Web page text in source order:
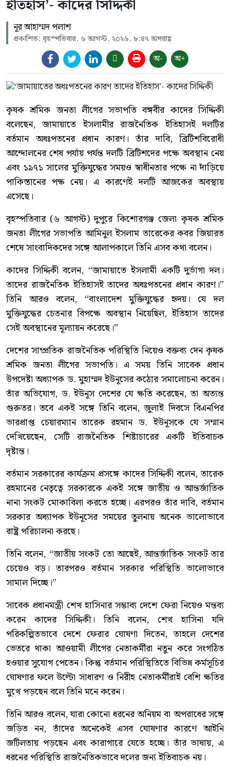
ইতিহাস’- কাদের সিদ্দিকী
নূর আহাম্মদ পলাশ
প্রকাশিত: বৃহস্পতিবার, ৬ আগস্ট, ২০২৬, ৮:৪৭ অপরাহ্ণ
অ- অ+
কৃষক শ্রমিক জনতা লীগের সভাপতি বঙ্গবীর কাদের সিদ্দিকী
বলেছেন, জামায়াতে ইসলামীর রাজনৈতিক ইতিহাসই দলটির
বর্তমান অধঃপতনের প্রধান কারণ। তাঁর দাবি, ব্রিটিশবিরোধী
আন্দোলনের শেষ পর্যায় পর্যন্ত দলটি ব্রিটিশদের পক্ষে অবস্থান নেয়
এবং ১৯৭১ সালের মুক্তিযুদ্ধের সময়ও স্বাধীনতার পক্ষে না দাঁড়িয়ে
পাকিস্তানের পক্ষ নেয়। এ কারণেই দলটি আজকের অবস্থায়
এসেছে।
বৃহস্পতিবার (৬ আগস্ট) দুপুরে কিশোরগঞ্জ জেলা কৃষক শ্রমিক
জনতা লীগের সভাপতি আমিনুল ইসলাম তারেকের কবর জিয়ারত
শেষে সাংবাদিকদের সঙ্গে আলাপকালে তিনি এসব কথা বলেন।
কাদের সিদ্দিকী বলেন, “জামায়াতে ইসলামী একটি দুর্ভাগা দল।
তাদের রাজনৈতিক ইতিহাসই তাদের অধঃপতনের প্রধান কারণ।”
তিনি আরও বলেন, “বাংলাদেশ মুক্তিযুদ্ধের হৃদয়। যে দল
মুক্তিযুদ্ধের চেতনার বিপক্ষে অবস্থান নিয়েছিল, ইতিহাস তাদের
সেই অবস্থানের মূল্যায়ন করেছে।”
দেশের সাম্প্রতিক রাজনৈতিক পরিস্থিতি নিয়েও বক্তব্য দেন কৃষক
শ্রমিক জনতা লীগের সভাপতি। এ সময় তিনি সাবেক প্রধান
উপদেষ্টা অধ্যাপক ড. মুহাম্মদ ইউনূসের কঠোর সমালোচনা করেন।
তাঁর অভিযোগ, ড. ইউনূস দেশের যে ক্ষতি করেছেন, তা অত্যন্ত
গুরুতর। তবে একই সঙ্গে তিনি বলেন, জুলাই দিবসে বিএনপির
ভারপ্রাপ্ত চেয়ারম্যান তারেক রহমান ড. ইউনূসকে যে সম্মান
দেখিয়েছেন, সেটি রাজনৈতিক শিষ্টাচারের একটি ইতিবাচক
দৃষ্টান্ত।
বর্তমান সরকারের কার্যক্রম প্রসঙ্গে কাদের সিদ্দিকী বলেন, তারেক
রহমানের নেতৃত্বে সরকারকে একই সঙ্গে জাতীয় ও আন্তর্জাতিক
নানা সংকট মোকাবিলা করতে হচ্ছে। এরপরও তাঁর দাবি, বর্তমান
সরকার অধ্যাপক ইউনূসের সময়ের তুলনায় অনেক ভালোভাবে
রাষ্ট্র পরিচালনা করছে।
তিনি বলেন, “জাতীয় সংকট তো আছেই, আন্তর্জাতিক সংকট তার
চেয়েও বড়। তারপরও বর্তমান সরকার পরিস্থিতি ভালোভাবে
সামাল দিচ্ছে।”
সাবেক প্রধানমন্ত্রী শেখ হাসিনার সম্ভাব্য দেশে ফেরা নিয়েও মন্তব্য
করেন কাদের সিদ্দিকী। তিনি বলেন, শেখ হাসিনা যদি
পরিকল্পিতভাবে দেশে ফেরার ঘোষণা দিতেন, তাহলে দেশের
ভেতরে থাকা আওয়ামী লীগের নেতাকর্মীরা নতুন করে সংগঠিত
হওয়ার সুযোগ পেতেন। কিন্তু বর্তমান পরিস্থিতিতে বিভিন্ন কর্মসূচির
ঘোষণার ফলে উল্টো সাধারণ ও নিরীহ নেতাকর্মীরাই বেশি ক্ষতির
মুখে পড়ছেন বলে তিনি মনে করেন।
তিনি আরও বলেন, যারা কোনো ধরনের অনিয়ম বা অপরাধের সঙ্গে
জড়িত নন, তাঁদের অনেকেই এসব ঘোষণার কারণে আইনি
জটিলতায় পড়ছেন এবং কারাগারে যেতে হচ্ছে। তাঁর ভাষায়, এ
ধরনের পরিস্থিতি রাজনৈতিকভাবে দলের জন্য ইতিবাচক নয়।